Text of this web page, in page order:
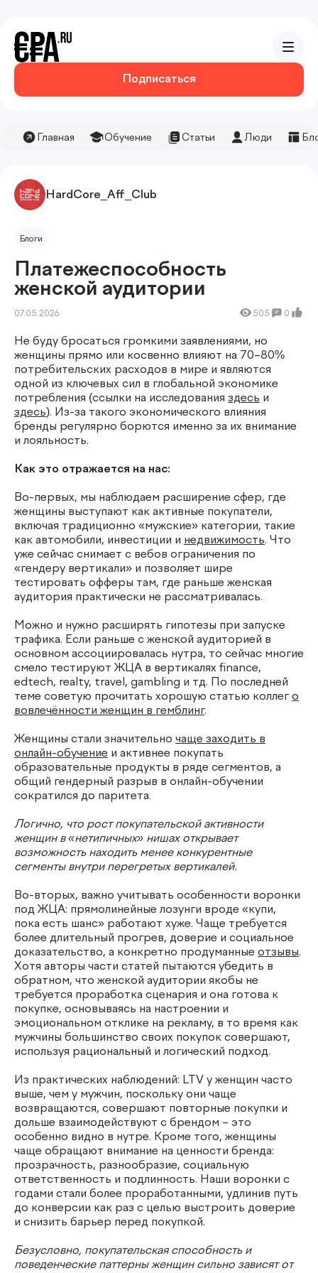
Подписаться
Главная Обучение Статьи Люди
HardCore_Aff_Club
Блоги
Платежеспособность
женской аудитории
07.05.2026 505 0
Не буду бросаться громкими заявлениями, но
женщины прямо или косвенно влияют на 70–80%
потребительских расходов в мире и являются
одной из ключевых сил в глобальной экономике
потребления (ссылки на исследования здесь и
здесь). Из-за такого экономического влияния
бренды регулярно борются именно за их внимание
и лояльность.
Как это отражается на нас:
Во-первых, мы наблюдаем расширение сфер, где
женщины выступают как активные покупатели,
включая традиционно «мужские» категории, такие
как автомобили, инвестиции и недвижимость. Что
уже сейчас снимает с вебов ограничения по
«гендеру вертикали» и позволяет шире
тестировать офферы там, где раньше женская
аудитория практически не рассматривалась.
Можно и нужно расширять гипотезы при запуске
трафика. Если раньше с женской аудиторией в
основном ассоциировалась нутра, то сейчас многие
смело тестируют ЖЦА в вертикалях finance,
edtech, realty, travel, gambling и тд. По последней
теме советую прочитать хорошую статью коллег о
вовлечённости женщин в гемблинг.
Женщины стали значительно чаще заходить в
онлайн-обучение и активнее покупать
образовательные продукты в ряде сегментов, а
общий гендерный разрыв в онлайн-обучении
сократился до паритета.
Логично, что рост покупательской активности
женщин в «нетипичных» нишах открывает
возможность находить менее конкурентные
сегменты внутри перегретых вертикалей.
Во-вторых, важно учитывать особенности воронки
под ЖЦА: прямолинейные лозунги вроде «купи,
пока есть шанс» работают хуже. Чаще требуется
более длительный прогрев, доверие и социальное
доказательство, а конкретно продуманные отзывы.
Хотя авторы части статей пытаются убедить в
обратном, что женской аудитории якобы не
требуется проработка сценария и она готова к
покупке, основываясь на настроении и
эмоциональном отклике на рекламу, в то время как
мужчины большинство своих покупок совершают,
используя рациональный и логический подход.
Из практических наблюдений: LTV у женщин часто
выше, чем у мужчин, поскольку они чаще
возвращаются, совершают повторные покупки и
дольше взаимодействуют с брендом – это
особенно видно в нутре. Кроме того, женщины
чаще обращают внимание на ценности бренда:
прозрачность, разнообразие, социальную
ответственность и подлинность. Наши воронки с
годами стали более проработанными, удлинив путь
до конверсии как раз с целью выстроить доверие
и снизить барьер перед покупкой.
Безусловно, покупательская способность и
поведенческие паттерны женщин сильно зависят от